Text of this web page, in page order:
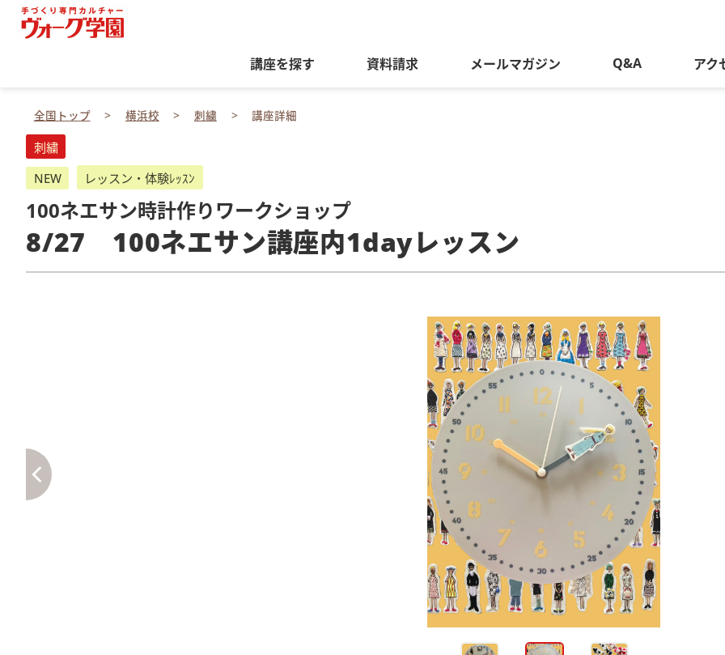
講座を探す 資料請求 メールマガジン Q&A アク
全国トップ 横浜校 刺繍 講座詳細
刺繍
NEW
レッスン・体験ﾚｯｽﾝ
100ネエサン時計作りワークショップ
8/27 100ネエサン講座内1dayレッスン